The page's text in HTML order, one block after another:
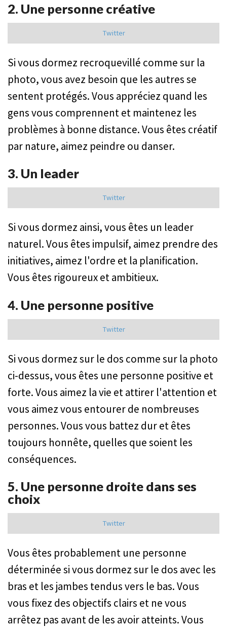
2. Une personne créative
Twitter
Si vous dormez recroquevillé comme sur la
photo, vous avez besoin que les autres se
sentent protégés. Vous appréciez quand les
gens vous comprennent et maintenez les
problèmes à bonne distance. Vous êtes créatif
par nature, aimez peindre ou danser.
3. Un leader
Twitter
Si vous dormez ainsi, vous êtes un leader
naturel. Vous êtes impulsif, aimez prendre des
initiatives, aimez l'ordre et la planification.
Vous êtes rigoureux et ambitieux.
4. Une personne positive
Twitter
Si vous dormez sur le dos comme sur la photo
ci-dessus, vous êtes une personne positive et
forte. Vous aimez la vie et attirer l'attention et
vous aimez vous entourer de nombreuses
personnes. Vous vous battez dur et êtes
toujours honnête, quelles que soient les
conséquences.
5. Une personne droite dans ses
choix
Twitter
Vous êtes probablement une personne
déterminée si vous dormez sur le dos avec les
bras et les jambes tendus vers le bas. Vous
vous fixez des objectifs clairs et ne vous
arrêtez pas avant de les avoir atteints. Vous